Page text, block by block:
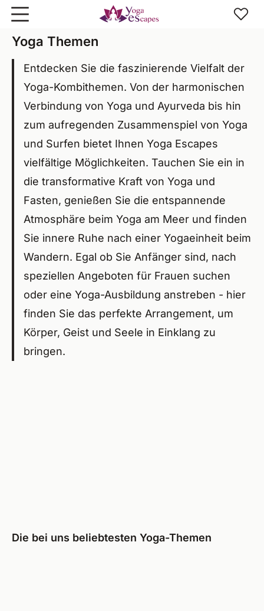
Zum Hauptinhalt springen
Yoga Themen
Entdecken Sie die faszinierende Vielfalt der
Yoga-Kombithemen. Von der harmonischen
Verbindung von Yoga und Ayurveda bis hin
zum aufregenden Zusammenspiel von Yoga
und Surfen bietet Ihnen Yoga Escapes
vielfältige Möglichkeiten. Tauchen Sie ein in
die transformative Kraft von Yoga und
Fasten, genießen Sie die entspannende
Atmosphäre beim Yoga am Meer und finden
Sie innere Ruhe nach einer Yogaeinheit beim
Wandern. Egal ob Sie Anfänger sind, nach
speziellen Angeboten für Frauen suchen
oder eine Yoga-Ausbildung anstreben - hier
finden Sie das perfekte Arrangement, um
Körper, Geist und Seele in Einklang zu
bringen.
Die bei uns beliebtesten Yoga-Themen